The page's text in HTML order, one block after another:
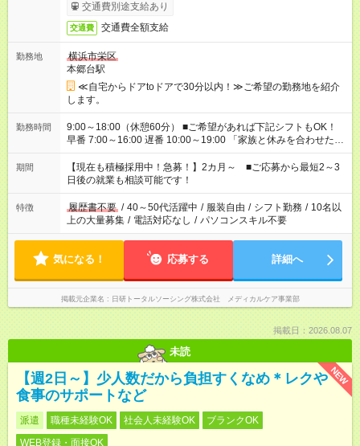
交通費別途支給あり
交通費 交通費全額支給
勤務地
横浜市栄区
本郷台駅
≪自宅からドアtoドアで30分以内！≫ご希望の勤務地を紹介
します。
勤務時間
9:00～18:00（休憩60分） ■ご希望があれば下記シフトもOK！
早番 7:00～16:00 遅番 10:00～19:00 「家族と休みを合わせた
い」 「余裕を持って夕飯の準備がしたい」 「できれば残業はし
たくない」 など、ご希望を教えてくださいね。 ※Wワーク希望
の方へ 今ご覧のお仕事で希望する勤務時間と、もう1つのお仕事
の勤務時間。 合計で週40時間を超える場合は応募できません。
期間
【現在も積極採用中！急募！】2カ月～ ■ご応募から最短2～3
日後の就業も相談可能です！
特徴 履歴書不要 / 40～50代活躍中 / 服装自由 / シフト勤務 / 10名以
上の大量募集 / 電話対応なし / パソコンスキル不要
気になる！ 応募する 詳細へ
掲載元企業名 日研トータルソーシング株式会社 メディカルケア事業部
掲載日：2026.08.07
未読
NEW
【週2日～】少人数だから負担すくなめ＊レクや
食事のサポートなど
派遣 職種未経験OK 社会人未経験OK
ブランクOK
WEB登録・面接OK